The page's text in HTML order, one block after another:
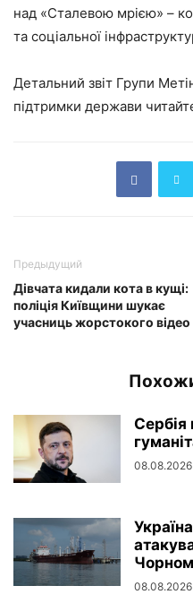
над «Сталевою мрією» –
та соціальної
Детальний звіт Групи
підтримки держави
Предыдущий
Дівчата кидали кота в кущі:
поліція Київщини шукає
учасниць жорстокого відео
Сербія
08.08.2026
08.08.2026